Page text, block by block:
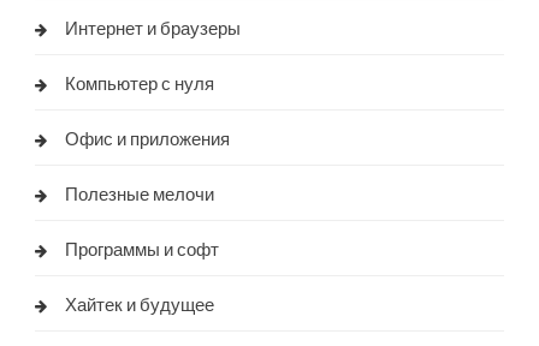
Интернет и браузеры
Компьютер с нуля
Офис и приложения
Полезные мелочи
Программы и софт
Хайтек и будущее